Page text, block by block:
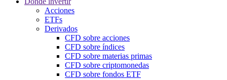
Acciones
ETFs
Derivados
CFD sobre acciones
CFD sobre índices
CFD sobre materias primas
CFD sobre criptomonedas
CFD sobre fondos ETF